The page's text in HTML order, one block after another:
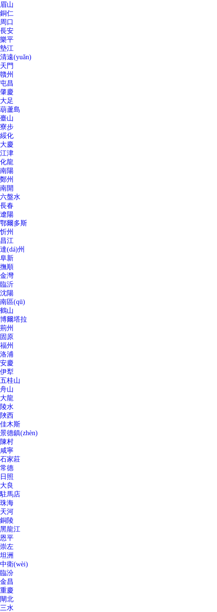
眉山
銅仁
周口
長安
樂平
墊江
清遠(yuǎn)
天門
贛州
屯昌
肇慶
大足
葫蘆島
臺山
寮步
綏化
大慶
江津
化龍
南陽
鄭州
南開
六盤水
長春
遼陽
鄂爾多斯
忻州
昌江
達(dá)州
阜新
撫順
金灣
臨沂
沈陽
南區(qū)
鶴山
博爾塔拉
荊州
固原
福州
洛浦
安慶
伊犁
五桂山
舟山
大龍
陵水
陜西
佳木斯
景德鎮(zhèn)
陳村
咸寧
石家莊
常德
日照
大良
駐馬店
珠海
天河
銅陵
黑龍江
恩平
崇左
坦洲
中衛(wèi)
臨汾
金昌
重慶
閘北
三水